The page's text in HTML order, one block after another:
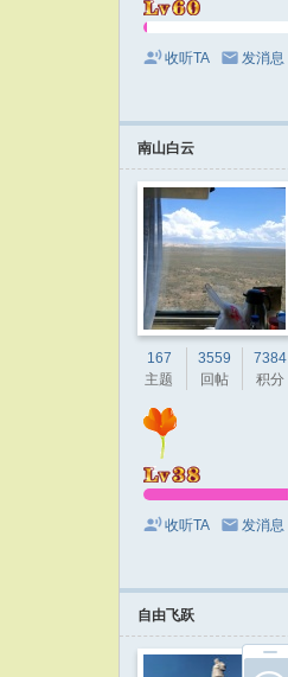
收听TA 发消息
南山白云
167
主题
3559
回帖
7384
积分
收听TA 发消息
自由飞跃